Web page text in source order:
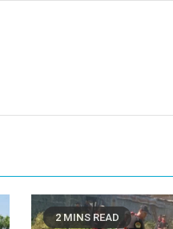
2 MINS READ